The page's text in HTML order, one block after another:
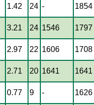
1.42 24 - 1854
3.21 24 1546 1797
2.97 22 1606 1708
2.71 20 1641 1641
0.77 9 - 1626